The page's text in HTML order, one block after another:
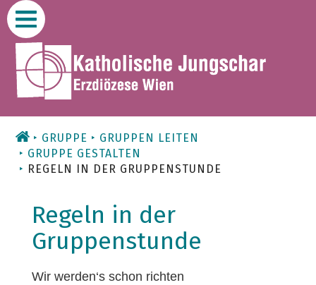
Zum
Inhalt
GRUPPE
GRUPPEN LEITEN
GRUPPE GESTALTEN
REGELN IN DER GRUPPENSTUNDE
Regeln in der
Gruppenstunde
Wir werden‘s schon richten